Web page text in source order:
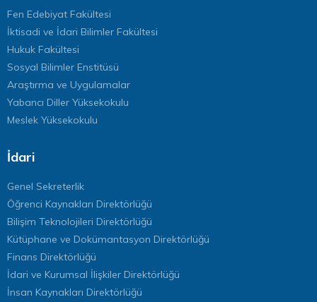
Fen Edebiyat Fakültesi
İktisadi ve İdari Bilimler Fakültesi
Hukuk Fakültesi
Sosyal Bilimler Enstitüsü
Araştırma ve Uygulamalar
Yabancı Diller Yüksekokulu
Meslek Yüksekokulu
İdari
Genel Sekreterlik
Öğrenci Kaynakları Direktörlüğü
Bilişim Teknolojileri Direktörlüğü
Kütüphane ve Dokümantasyon Direktörlüğü
Finans Direktörlüğü
İdari ve Kurumsal İlişkiler Direktörlüğü
İnsan Kaynakları Direktörlüğü